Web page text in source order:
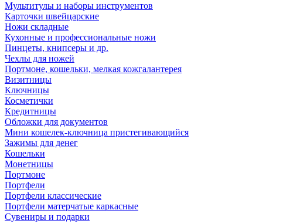
Мультитулы и наборы инструментов
Карточки швейцарские
Ножи складные
Кухонные и профессиональные ножи
Пинцеты, книпсеры и др.
Чехлы для ножей
Портмоне, кошельки, мелкая кожгалантерея
Визитницы
Ключницы
Косметички
Кредитницы
Обложки для документов
Мини кошелек-ключница пристегивающийся
Зажимы для денег
Кошельки
Монетницы
Портмоне
Портфели
Портфели классические
Портфели матерчатые каркасные
Сувениры и подарки